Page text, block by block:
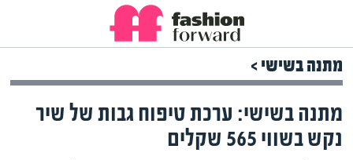
מתנה בשישי >
מתנה בשישי: ערכת טיפוח גבות של שיר
נקש בשווי 565 שקלים